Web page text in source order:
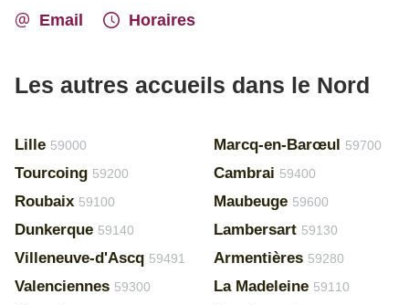
Email Horaires
Les autres accueils dans le Nord
Lille 59000
Tourcoing 59200
Roubaix 59100
Dunkerque 59140
Villeneuve-d'Ascq 59491
Valenciennes 59300
Marcq-en-Barœul 59700
Cambrai 59400
Maubeuge 59600
Lambersart 59130
Armentières 59280
La Madeleine 59110